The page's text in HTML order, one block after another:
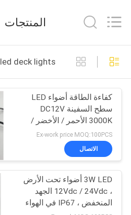
بيت
منتجات
أشرطة
فيديو
حول
Lighting
Co.,Ltd..
Reserved.
المنتجات
led deck lights التصنيع عبر الإنترنت
كفاءة الطاقة أضواء LED
سطح السفينة DC12V
3000K الأحمر / الأخضر /
اللون الأزرق
Ex-work price MOQ:100PCS
الاتصال
3W LED أضواء تحت الأرض
، 12Vdc / 24Vdc الجهد
المنخفض ، IP67 في الهواء